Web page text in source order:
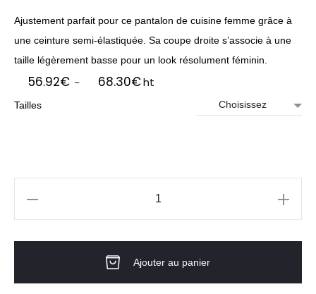
Ajustement parfait pour ce pantalon de cuisine femme grâce à
une ceinture semi-élastiquée. Sa coupe droite s’associe à une
taille légèrement basse pour un look résolument féminin.
56.92€ – 68.30€Plage
ht
Tailles
cuisine
Ajouter au panier